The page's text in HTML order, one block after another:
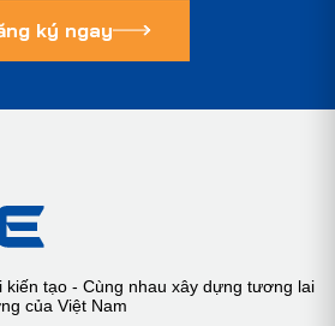
ký ngay
tạo - Cùng nhau xây dựng tương lai
của Việt Nam